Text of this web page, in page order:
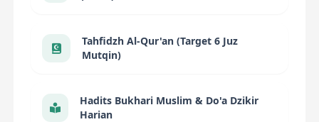
Tahfidzh Al-Qur'an (Target 6 Juz
Mutqin)
Hadits Bukhari Muslim & Do'a Dzikir
Harian